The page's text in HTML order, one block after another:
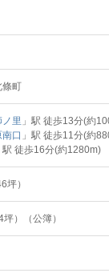
條町
ノ里 」駅 徒歩13分(約
口 」駅 徒歩11分(約
駅 徒歩16分(約1280m)
坪）
）（公簿）